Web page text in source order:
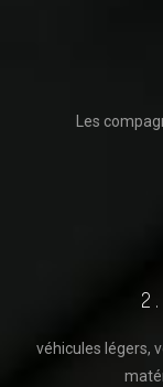
Les
véhicules légers,